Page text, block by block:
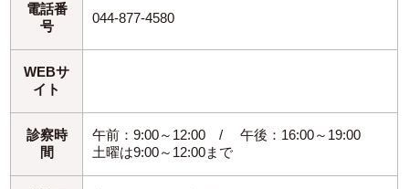
電話番
号
044-877-4580
WEBサ
イト
診察時
間
午前：9:00～12:00 / 午後：16:00～19:00
土曜は9:00～12:00まで